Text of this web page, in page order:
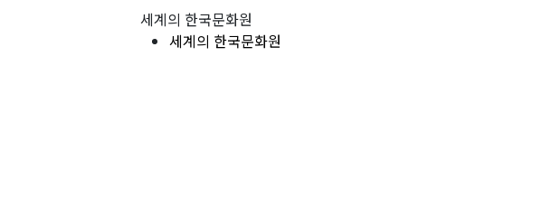
세계의 한국문화원
세계의 한국문화원